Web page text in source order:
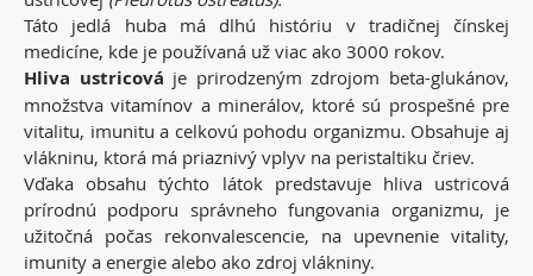
Táto jedlá huba má dlhú históriu v tradičnej čínskej
medicíne, kde je používaná už viac ako 3000 rokov.
Hliva ustricová je prirodzeným zdrojom beta-glukánov,
množstva vitamínov a minerálov, ktoré sú prospešné pre
vitalitu, imunitu a celkovú pohodu organizmu. Obsahuje aj
vlákninu, ktorá má priaznivý vplyv na peristaltiku čriev.
Vďaka obsahu týchto látok predstavuje hliva ustricová
prírodnú podporu správneho fungovania organizmu, je
užitočná počas rekonvalescencie, na upevnenie vitality,
imunity a energie alebo ako zdroj vlákniny.